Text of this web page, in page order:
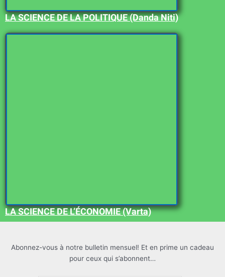
LA SCIENCE DE LA POLITIQUE (Danda Niti)
LA SCIENCE DE L’ÉCONOMIE (Varta)
Abonnez-vous à notre bulletin mensuel! Et en prime un cadeau
pour ceux qui s’abonnent…